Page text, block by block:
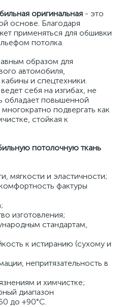
оригинальная - это
основе. Благодаря
применяться для обшивки
потолка.
образом для
автомобиля,
и спецтехники.
себя на изгибах, не
обладает повышенной
подвергать как
стойкая к
потолочную ткань
мягкости и эластичности;
фактуры
изготовления;
стандартам,
к истиранию (сухому и
непритязательность в
и химчистке;
диапазон
до +90°С.